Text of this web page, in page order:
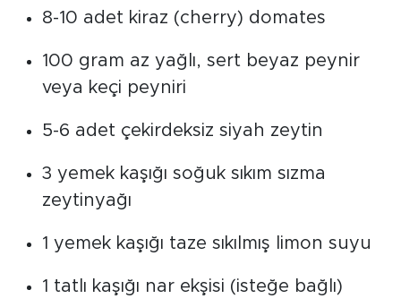
8-10 adet kiraz (cherry) domates
100 gram az yağlı, sert beyaz peynir
veya keçi peyniri
5-6 adet çekirdeksiz siyah zeytin
3 yemek kaşığı soğuk sıkım sızma
zeytinyağı
1 yemek kaşığı taze sıkılmış limon suyu
1 tatlı kaşığı nar ekşisi (isteğe bağlı)